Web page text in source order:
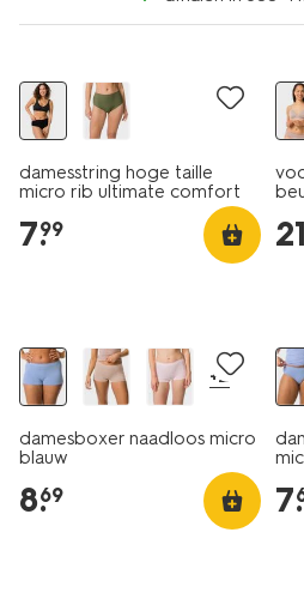
damesstring hoge taille
micro rib ultimate comfort
7.
99 21
+2
damesboxer naadloos micro
blauw
8.
69 7.